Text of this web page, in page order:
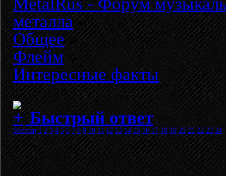
MetalRus - Форум
металла»
Общее»
Флейм»
Интересные факты
Быстрый ответ
Sitemap 1 2 3 4 5 6 7 8 9 10 11 12 13 14 15 16 17 18 19 20 21 22 23 24